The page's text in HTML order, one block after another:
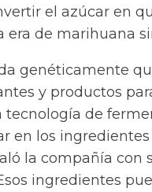
el azúcar en
era de marihuana
genéticamente
y productos
tecnología de
en los
la compañía con
ingredientes